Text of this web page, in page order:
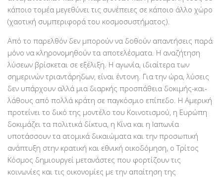
κάποιο τομέα μεγεθύνει τις συνέπειες σε κάποιο άλλο χώρο
(χαοτική συμπεριφορά του κοσμοσυστήματος).
Από το παρελθόν δεν μπορούν να δοθούν απαντήσεις παρά
μόνο να κληρονομηθούν τα αποτελέσματα. Η αναζήτηση
λύσεων βρίσκεται σε εξέλιξη. Η αγωνία, ιδιαίτερα των
σημερινών τριαντάρηδων, είναι έντονη. Για την ώρα, λύσεις
δεν υπάρχουν αλλά μια διαρκής προσπάθεια δοκιμής-και-
λάθους από πολλά κράτη σε παγκόσμιο επίπεδο. Η Αμερική
προτείνει το δικό της μοντέλο του Κοινοτισμού, η Ευρώπη
δοκιμάζει τα πολιτικά δίκτυα, η Κίνα και η Ιαπωνία
υποτάσσουν τα ατομικά δικαιώματα και την προσωπική
ανάπτυξη στην κρατική και εθνική οικοδόμηση, ο Τρίτος
Κόσμος δημιουργεί μετανάστες που φορτίζουν τις
κοινωνίες και τις οικονομίες με την απαίτηση της